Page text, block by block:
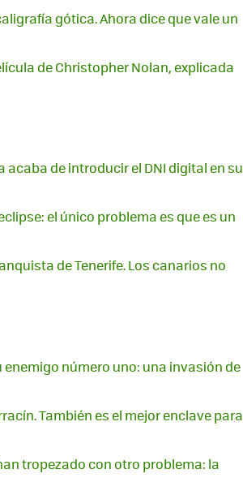
gótica. Ahora dice que vale un
de Christopher Nolan, explicada
de introducir el DNI digital en su
el único problema es que es un
de Tenerife. Los canarios no
número uno: una invasión de
También es el mejor enclave para
tropezado con otro problema: la